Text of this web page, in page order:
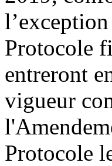
Protocole
entreront
vigueur
Protocole